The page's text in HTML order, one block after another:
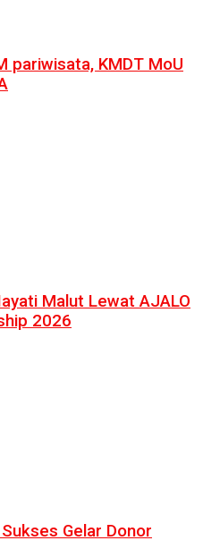
pariwisata, KMDT MoU
Malut Lewat AJALO
2026
Gelar Donor